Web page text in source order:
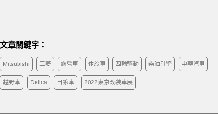
文章關鍵字：
Mitsubishi 三菱 露營車 休旅車 四輪驅動 柴油引擎 中華汽車
越野車 Delica 日系車 2022東京改裝車展